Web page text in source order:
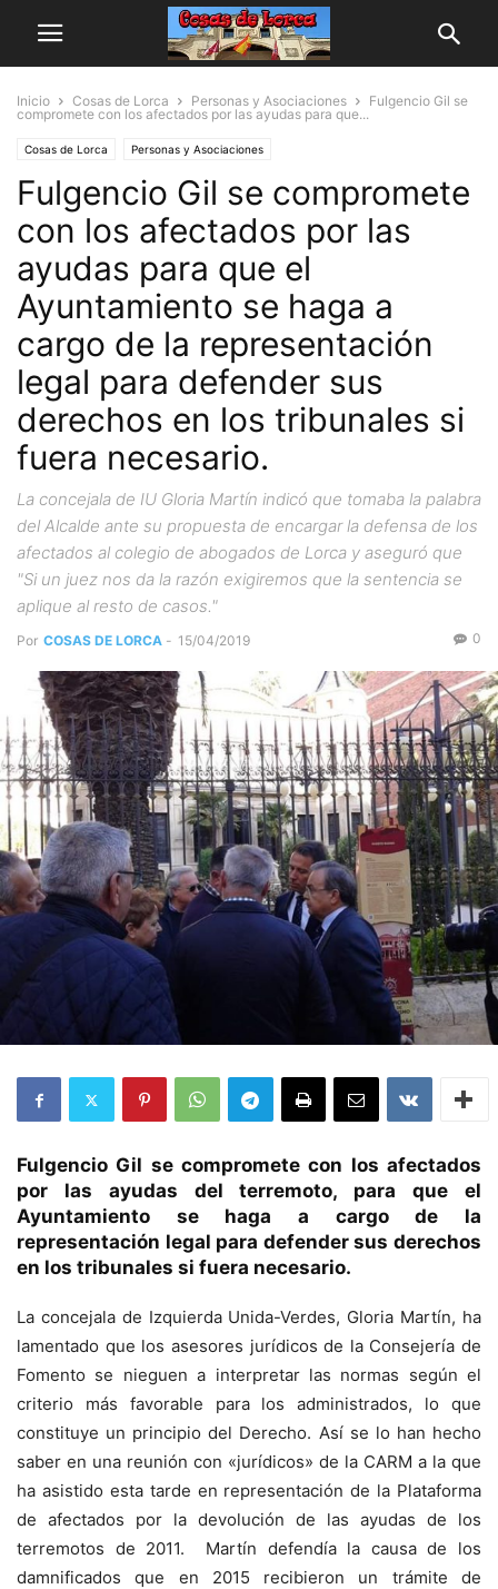
Inicio Cosas de Lorca Personas y Asociaciones
Fulgencio Gil se
compromete con los afectados por las ayudas para que...
Cosas de Lorca Personas y Asociaciones
Fulgencio Gil se compromete
con los afectados por las
ayudas para que el
Ayuntamiento se haga a
cargo de la representación
legal para defender sus
derechos en los tribunales si
fuera necesario.
La concejala de IU Gloria Martín indicó que tomaba la palabra
del Alcalde ante su propuesta de encargar la defensa de los
afectados al colegio de abogados de Lorca y aseguró que
"Si un juez nos da la razón exigiremos que la sentencia se
aplique al resto de casos."
Por COSAS DE LORCA - 15/04/2019 0
Fulgencio Gil se compromete con los afectados
por las ayudas del terremoto, para que el
Ayuntamiento se haga a cargo de la
representación legal para defender sus derechos
en los tribunales si fuera necesario.
La concejala de Izquierda Unida-Verdes, Gloria Martín, ha
lamentado que los asesores jurídicos de la Consejería de
Fomento se nieguen a interpretar las normas según el
criterio más favorable para los administrados, lo que
constituye un principio del Derecho. Así se lo han hecho
saber en una reunión con «jurídicos» de la CARM a la que
ha asistido esta tarde en representación de la Plataforma
de afectados por la devolución de las ayudas de los
terremotos de 2011. Martín defendía la causa de los
damnificados que en 2015 recibieron un trámite de